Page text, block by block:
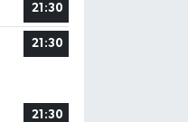
21:30
21:30
21:30